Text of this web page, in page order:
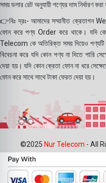
সময় ডলার রেট অনুযায়ী পণ্যের দাম নির্ধারণ
👉বিঃ দ্রঃ- আমাদের সম্মানীত
ফোন করে পণ্য Order করে থাকে। যদি
Telecom কে অতিরিক্ত সময় দিয়েও
বিবেচনা করে যদি কোন পণ্য না দিতে পারি
দেয়া হয়। যদি কোন ক্রেতা ফোন না ধরে
ফোন করে সাথে সাথে টাকা ফেরত দেয়া হয়।
©2025 Nur Telecom - All